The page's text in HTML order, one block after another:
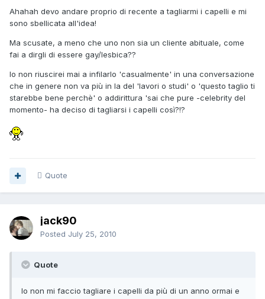
Ahahah devo andare proprio di recente a tagliarmi i capelli e mi
sono sbellicata all'idea!
Ma scusate, a meno che uno non sia un cliente abituale, come
fai a dirgli di essere gay/lesbica??
Io non riuscirei mai a infilarlo 'casualmente' in una conversazione
che in genere non va più in la del 'lavori o studi' o 'questo taglio ti
starebbe bene perchè' o addirittura 'sai che pure -celebrity del
momento- ha deciso di tagliarsi i capelli così?!?
Quote
jack90
Posted July 25, 2010
Quote
Io non mi faccio tagliare i capelli da più di un anno ormai e